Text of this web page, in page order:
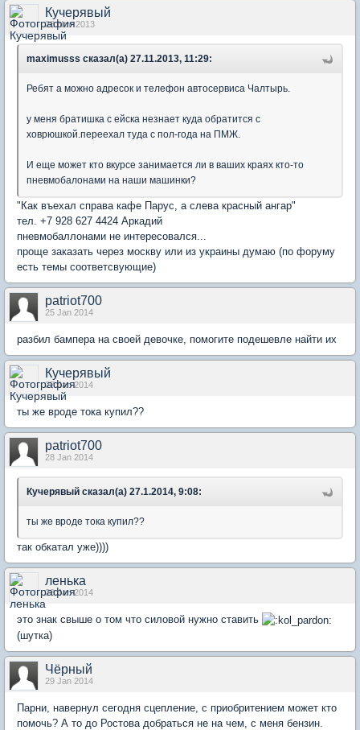
Кучерявый
28 Nov 2013
maximusss сказал(а) 27.11.2013, 11:29:
Ребят а можно адресок и телефон автосервиса Чалтырь.
у меня братишка с ейска незнает куда обратится с
ховрюшкой.переехал туда с пол-года на ПМЖ.
И еще может кто вкурсе занимается ли в ваших краях кто-то
пневмобалонами на наши машинки?
"Как въехал справа кафе Парус, а слева красный ангар"
тел. +7 928 627 4424 Аркадий
пневмобаллонами не интересовался...
проще заказать через москву или из украины думаю (по форуму
есть темы соответсвующие)
patriot700
25 Jan 2014
разбил бампера на своей девочке, помогите подешевле найти их
Кучерявый
27 Jan 2014
ты же вроде тока купил??
patriot700
28 Jan 2014
Кучерявый сказал(а) 27.1.2014, 9:08:
ты же вроде тока купил??
так обкатал уже))))
ленька
28 Jan 2014
это знак свыше о том что силовой нужно ставить
(шутка)
Чёрный
29 Jan 2014
Парни, навернул сегодня сцепление, с приобритением может кто
помочь? А то до Ростова добраться не на чем, с меня бензин.